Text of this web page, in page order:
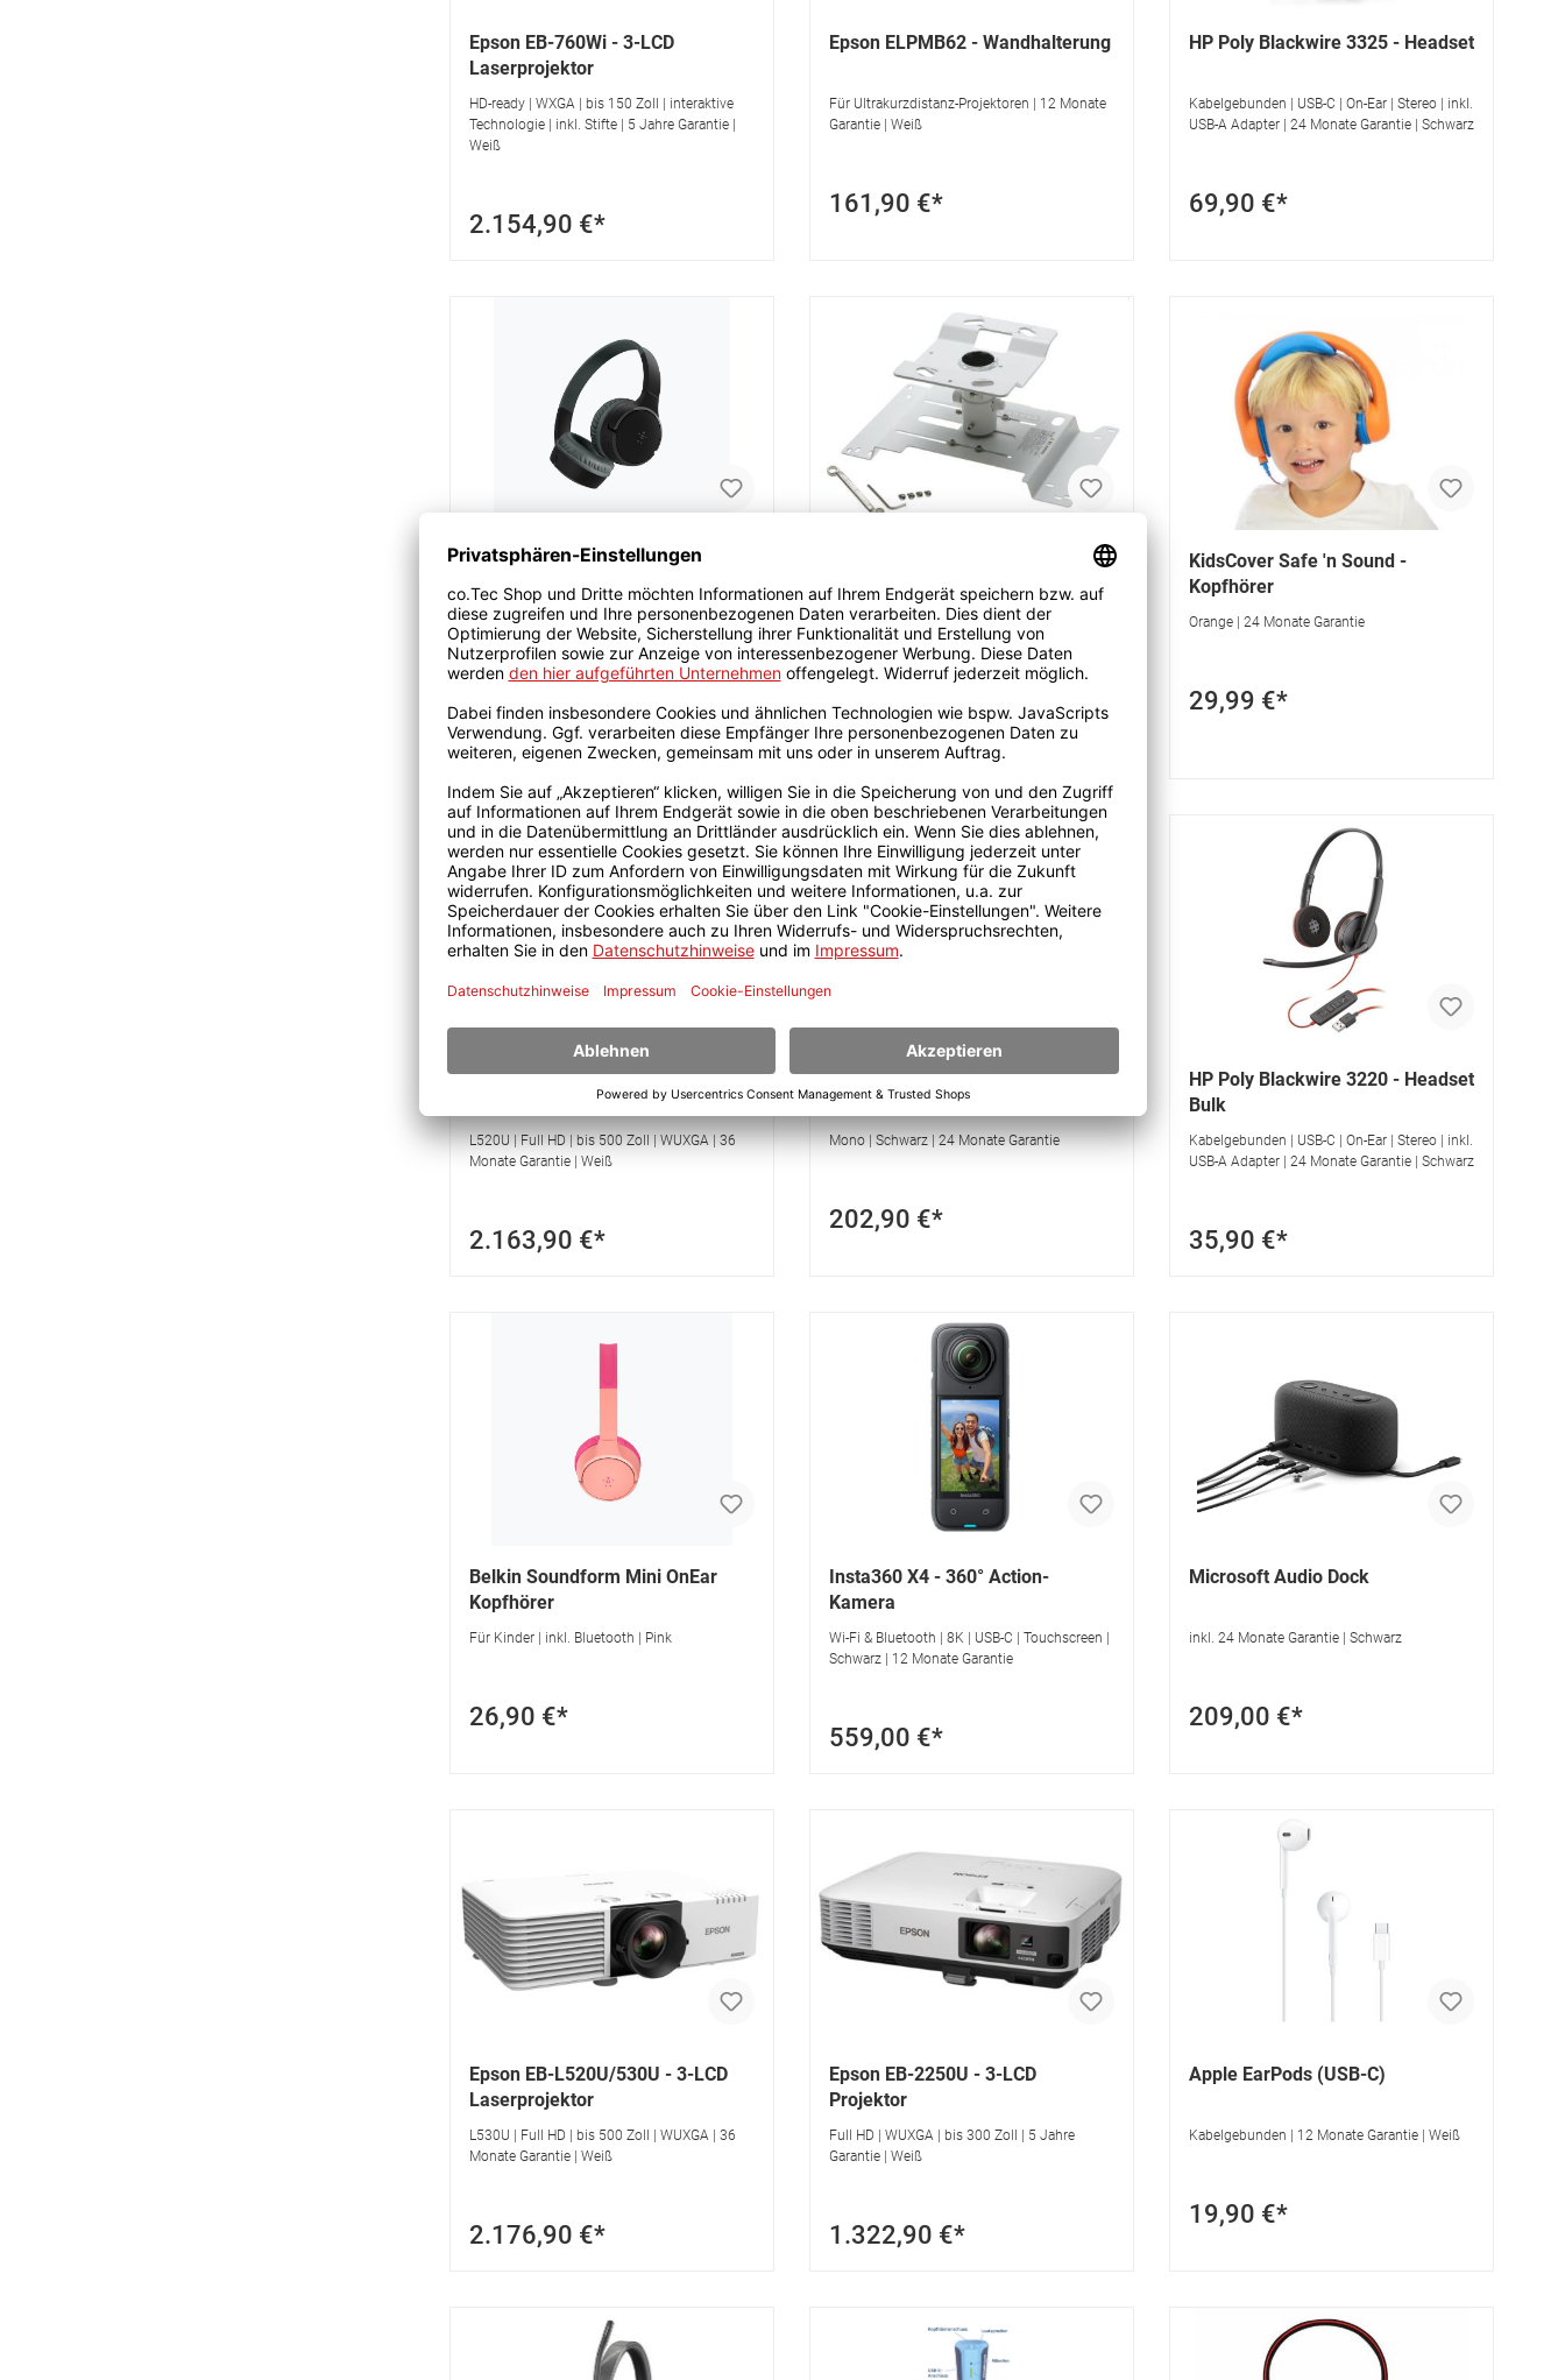
Epson EB-760Wi - 3-LCD
Laserprojektor
HD-ready | WXGA | bis 150 Zoll | interaktive
Technologie | inkl. Stifte | 5 Jahre Garantie |
Weiß
2.154,90 €*
Epson ELPMB62 - Wandhalterung
Für Ultrakurzdistanz-Projektoren | 12 Monate
Garantie | Weiß
161,90 €*
HP Poly Blackwire 3325 - Headset
Kabelgebunden | USB-C | On-Ear | Stereo | inkl.
USB-A Adapter | 24 Monate Garantie | Schwarz
69,90 €*
Belkin Soundform Mini OnEar
Kopfhörer
Für Kinder | inkl. Bluetooth | Schwarz
26,90 €*
Deckenbefestigung
Befestigungskit für Projektor |
Deckenmontage | Stahl | 12 Monate Garantie |
Weiß
189,00 €*
KidsCover Safe 'n Sound -
Kopfhörer
Orange | 24 Monate Garantie
29,99 €*
Epson EB-L520U/530U - 3-LCD
L520U | Full HD | bis 500 Zoll | WUXGA | 36
Monate Garantie | Weiß
2.163,90 €*
JABRA Evolve 65 - Headset
Mono | Schwarz | 24 Monate Garantie
202,90 €*
HP Poly Blackwire 3220 - Headset
Bulk
Kabelgebunden | USB-C | On-Ear | Stereo | inkl.
USB-A Adapter | 24 Monate Garantie | Schwarz
35,90 €*
Belkin Soundform Mini OnEar
Kopfhörer
Für Kinder | inkl. Bluetooth | Pink
26,90 €*
Insta360 X4 - 360° Action-
Kamera
Wi-Fi & Bluetooth | 8K | USB-C | Touchscreen |
Schwarz | 12 Monate Garantie
559,00 €*
Microsoft Audio Dock
inkl. 24 Monate Garantie | Schwarz
209,00 €*
Epson EB-L520U/530U - 3-LCD
Laserprojektor
L530U | Full HD | bis 500 Zoll | WUXGA | 36
Monate Garantie | Weiß
2.176,90 €*
Epson EB-2250U - 3-LCD
Projektor
Full HD | WUXGA | bis 300 Zoll | 5 Jahre
Garantie | Weiß
1.322,90 €*
Apple EarPods (USB-C)
Kabelgebunden | 12 Monate Garantie | Weiß
19,90 €*